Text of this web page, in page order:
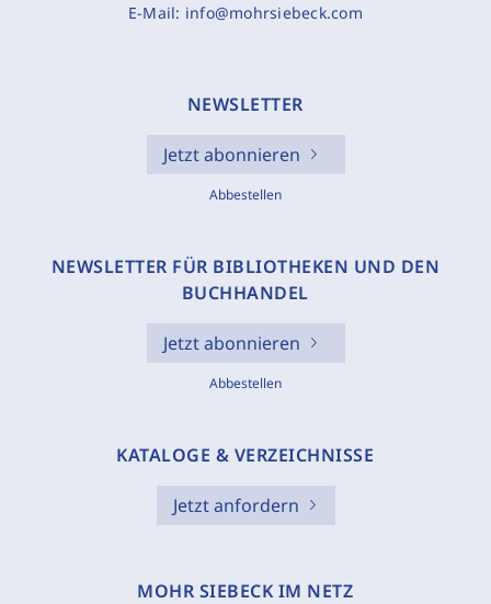
E-Mail: info@mohrsiebeck.com
NEWSLETTER
Jetzt abonnieren
Abbestellen
NEWSLETTER FÜR BIBLIOTHEKEN UND DEN
BUCHHANDEL
Jetzt abonnieren
Abbestellen
KATALOGE & VERZEICHNISSE
Jetzt anfordern
MOHR SIEBECK IM NETZ